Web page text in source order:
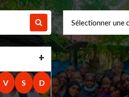
Categories
V S D